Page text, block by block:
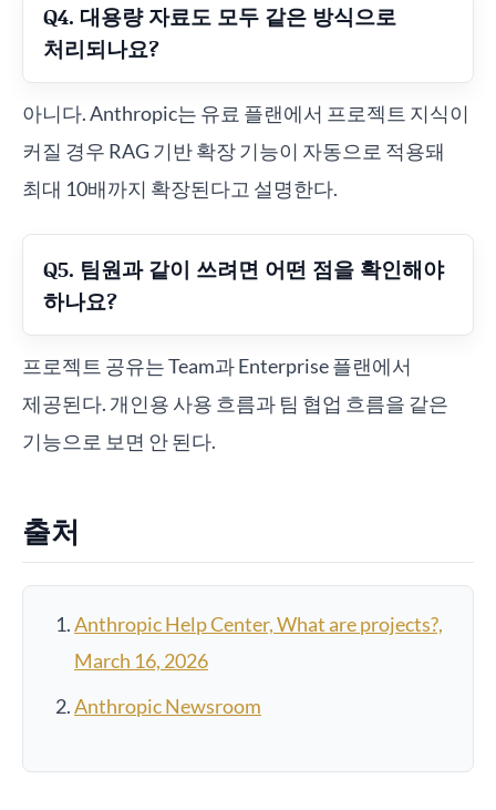
Q4. 대용량 자료도 모두 같은 방식으로
처리되나요?
아니다. Anthropic는 유료 플랜에서 프로젝트 지식이
커질 경우 RAG 기반 확장 기능이 자동으로 적용돼
최대 10배까지 확장된다고 설명한다.
Q5. 팀원과 같이 쓰려면 어떤 점을 확인해야
하나요?
프로젝트 공유는 Team과 Enterprise 플랜에서
제공된다. 개인용 사용 흐름과 팀 협업 흐름을 같은
기능으로 보면 안 된다.
출처
Anthropic Help Center, What are projects?,
March 16, 2026
Anthropic Newsroom